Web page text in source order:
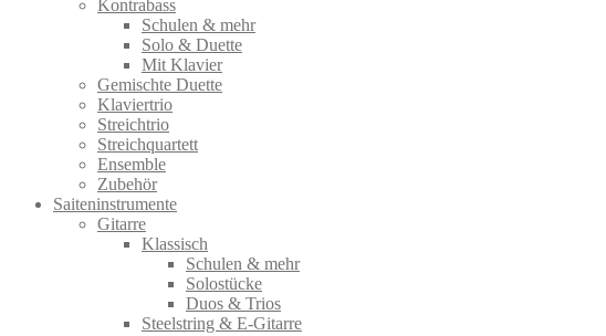
Kontrabass
Schulen & mehr
Solo & Duette
Mit Klavier
Gemischte Duette
Klaviertrio
Streichtrio
Streichquartett
Ensemble
Zubehör
Saiteninstrumente
Gitarre
Klassisch
Schulen & mehr
Solostücke
Duos & Trios
Steelstring & E-Gitarre